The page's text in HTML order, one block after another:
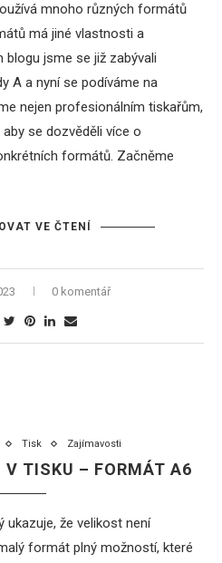
mnoho různých formátů
má jiné vlastnosti a
jsme se již zabývali
A a nyní se podíváme na
nejen profesionálním tiskařům,
se dozvěděli více o
formátů. Začněme
VE ČTENÍ
0 komentář
Tisk Zajímavosti
V TISKU – FORMÁT A6
že velikost není
formát plný možností, které